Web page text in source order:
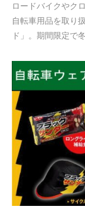
ロードバイクやク
自転車用品を取り
ド」。期間限定で